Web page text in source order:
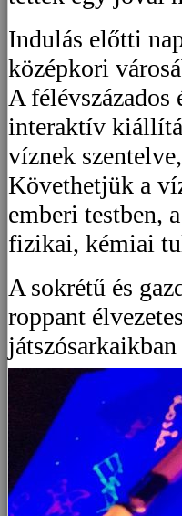
Indulás előtti
középkori
A
interaktív
víznek
Követhetjük a
emberi testben,
fizikai, kémiai
A sokrétű és
roppant